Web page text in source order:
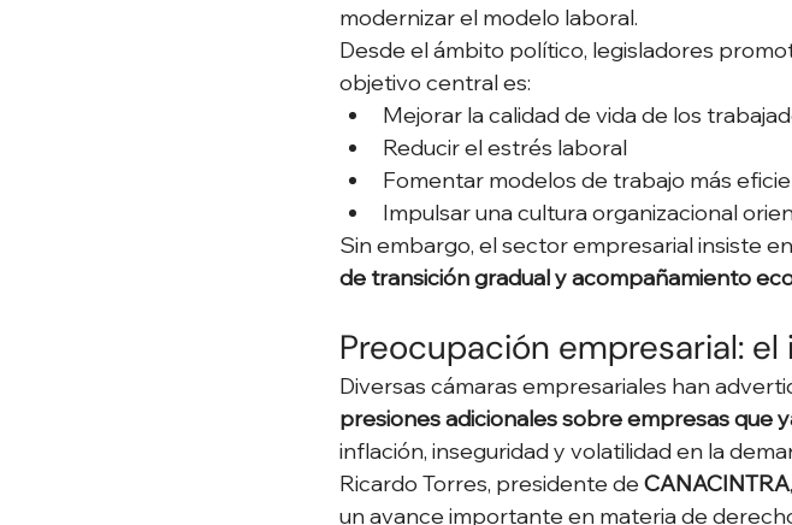
modernizar el modelo laboral.
Desde el ámbito político, legisladores
objetivo central es:
Mejorar la calidad de vida de los
Reducir el estrés laboral
Fomentar modelos de trabajo más
Impulsar una cultura organizacional
Sin embargo, el sector empresarial insiste
de transición gradual y acompañamiento
Preocupación empresarial:
Diversas cámaras empresariales han
presiones adicionales sobre empresas que
inflación, inseguridad y volatilidad en la
Ricardo Torres, presidente de CANACINTRA
un avance importante en materia de